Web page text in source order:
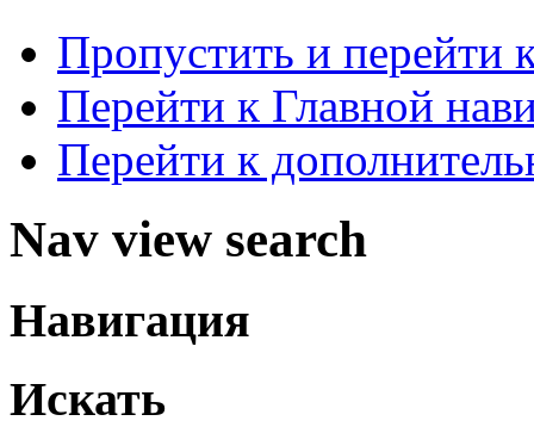
Пропустить и перейти
Перейти к Главной
Перейти к
Nav view search
Навигация
Искать